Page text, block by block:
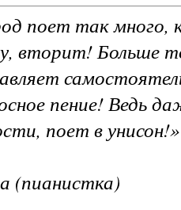
поет так много,
вторит! Больше
пение! Ведь
поет в унисон!»
(пианистка)